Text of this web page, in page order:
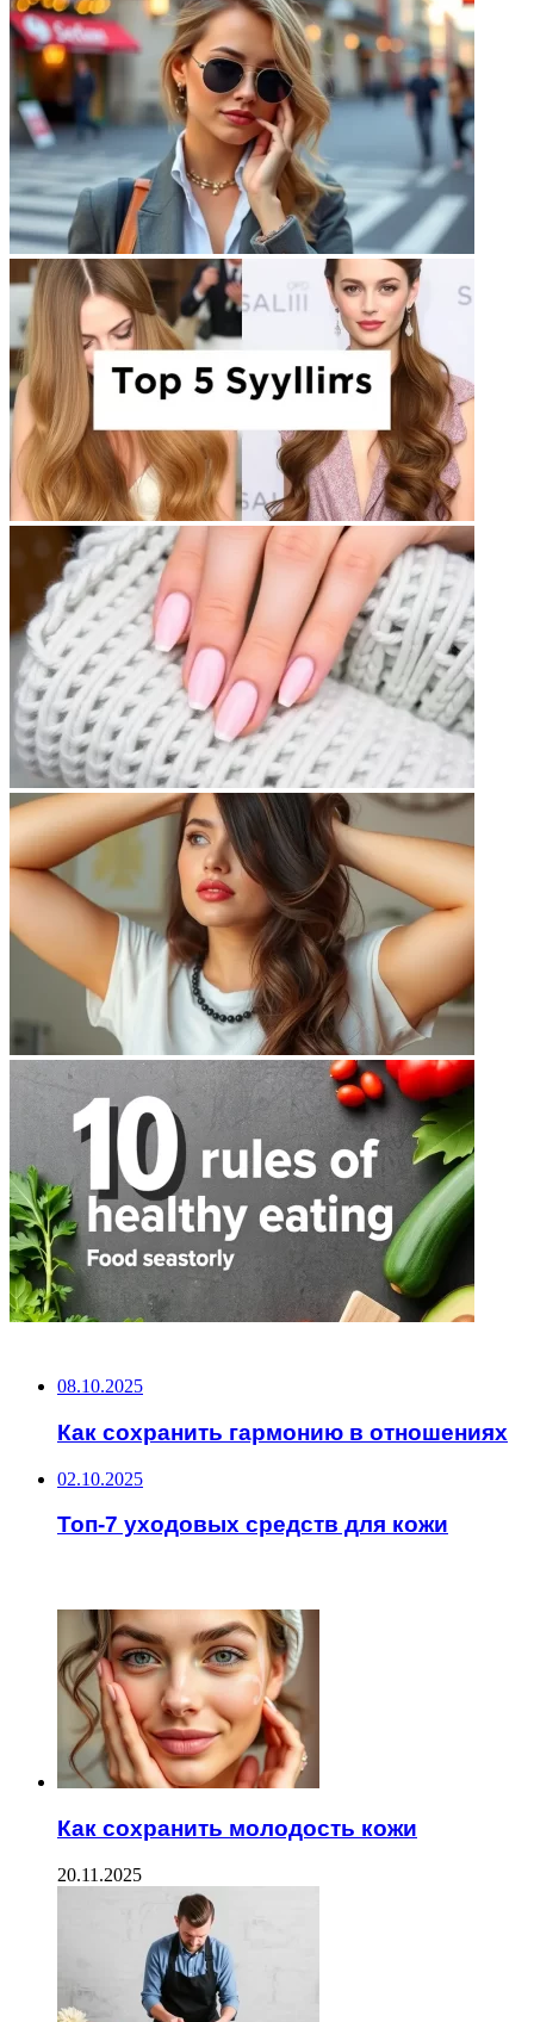
08.10.2025
Как сохранить гармонию в отношениях
02.10.2025
Топ-7 уходовых средств для кожи
Как сохранить молодость кожи
20.11.2025